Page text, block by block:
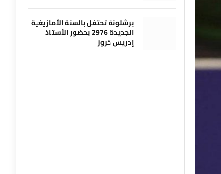
برشلونة تحتفل بالسنة الأمازيغية
الجديدة 2976 بحضور الأستاذ
إدريس خروز